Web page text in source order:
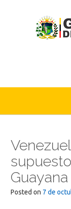
Posted on 7 de